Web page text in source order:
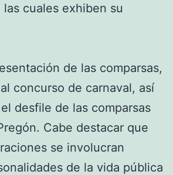
las cuales exhiben su
de las comparsas,
concurso de carnaval, así
desfile de las comparsas
Cabe destacar que
se involucran
de la vida pública